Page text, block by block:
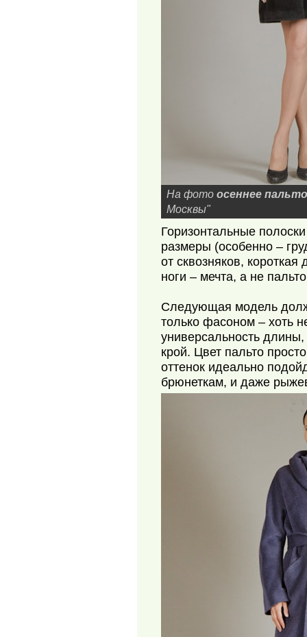
На фото осеннее пальто
Москвы"
Горизонтальные
размеры (особенно –
от сквозняков,
ноги – мечта, а не
Следующая модель
только фасоном – хоть
универсальность
крой. Цвет пальто
оттенок идеально
брюнеткам, и даже